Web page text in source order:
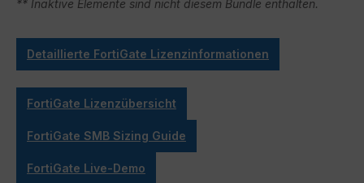
** Inaktive Elemente sind nicht diesem Bundle enthalten.
Detaillierte FortiGate Lizenzinformationen
FortiGate Lizenzübersicht
FortiGate SMB Sizing Guide
FortiGate Live-Demo